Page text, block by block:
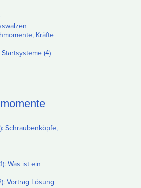
Kräfte
(4)
Schraubenköpfe,
Was ist ein
Vortrag Lösung